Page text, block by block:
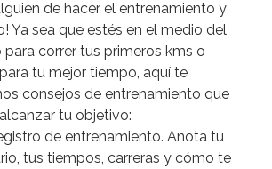
de hacer el entrenamiento y
Ya sea que estés en el medio del
correr tus primeros kms o
tu mejor tiempo, aquí te
consejos de entrenamiento que
tu objetivo:
de entrenamiento. Anota tu
tus tiempos, carreras y cómo te